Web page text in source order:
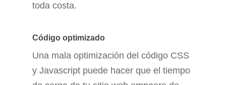
toda costa.
Código optimizado
Una mala optimización del código CSS
y Javascript puede hacer que el tiempo